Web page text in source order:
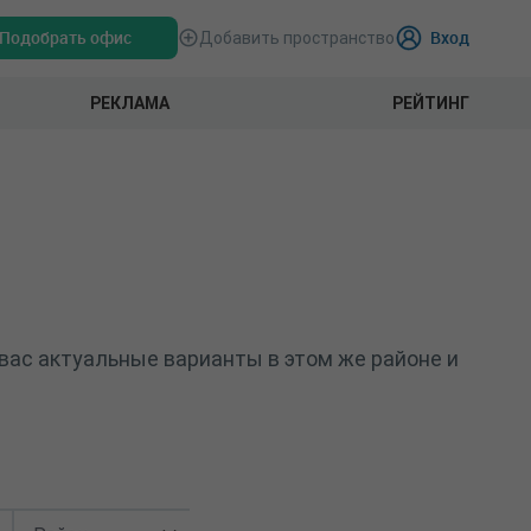
Подобрать офис Добавить пространство Вход
РЕКЛАМА РЕЙТИНГ
актуальные варианты в этом же районе и